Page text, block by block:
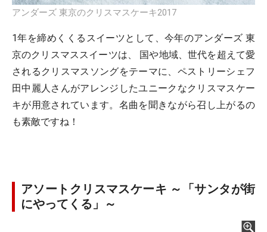
アンダーズ 東京のクリスマスケーキ2017
1年を締めくくるスイーツとして、今年のアンダーズ 東
京のクリスマススイーツは、 国や地域、世代を超えて愛
されるクリスマスソングをテーマに、ペストリーシェフ
田中麗人さんがアレンジしたユニークなクリスマスケー
キが用意されています。名曲を聞きながら召し上がるの
も素敵ですね！
アソートクリスマスケーキ ～「サンタが街
にやってくる」～